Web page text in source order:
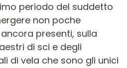
periodo del suddetto
non poche
presenti, sulla
di sci e degli
di vela che sono gli unici